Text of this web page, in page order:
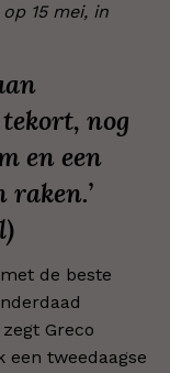
15 mei, in
nog
en een
de beste
Greco
een tweedaagse